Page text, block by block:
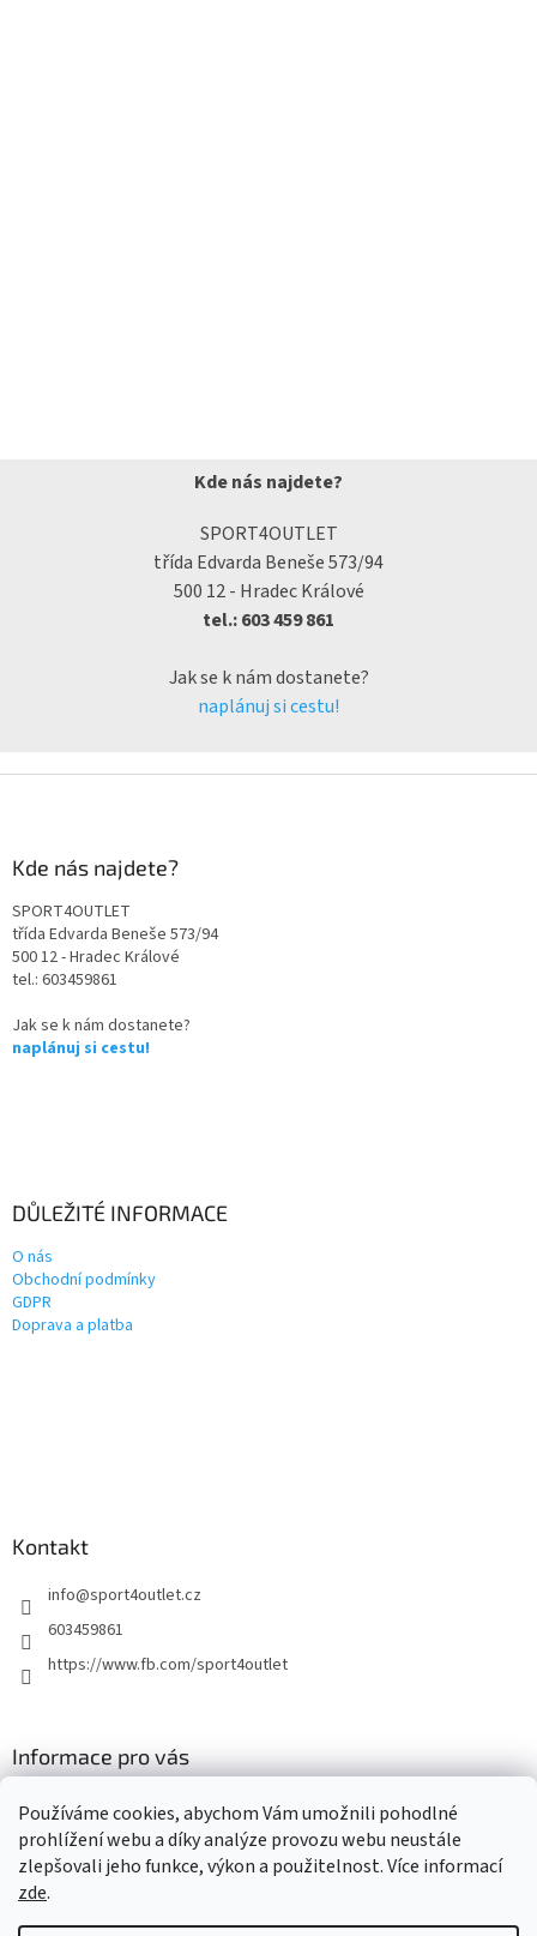
Používáme cookies, abychom Vám umožnili pohodlné
prohlížení webu a díky analýze provozu webu neustále
zlepšovali jeho funkce, výkon a použitelnost. Více informací
zde.
Kde nás najdete?
SPORT4OUTLET
třída Edvarda Beneše 573/94
500 12 - Hradec Králové
tel.: 603 459 861
Jak se k nám dostanete?
naplánuj si cestu!
Kde nás najdete?
SPORT4OUTLET
třída Edvarda Beneše 573/94
500 12 - Hradec Králové
tel.: 603459861
Jak se k nám dostanete?
naplánuj si cestu!
DŮLEŽITÉ INFORMACE
O nás
Obchodní podmínky
GDPR
Doprava a platba
Kontakt
info@sport4outlet.cz
603459861
https://www.fb.com/sport4outlet
Informace pro vás
Moje objednávka